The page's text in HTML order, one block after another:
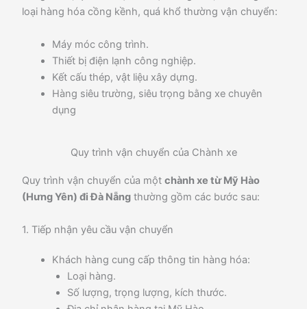
loại hàng hóa cồng kềnh, quá khổ thường vận chuyển:
Máy móc công trình.
Thiết bị điện lạnh công nghiệp.
Kết cấu thép, vật liệu xây dựng.
Hàng siêu trường, siêu trọng bằng xe chuyên
dụng
Quy trình vận chuyển của Chành xe
Quy trình vận chuyển của mộtchành xe từ Mỹ Hào
(Hưng Yên) đi Đà Nẵng thường gồm các bước sau:
1. Tiếp nhận yêu cầu vận chuyển
Khách hàng cung cấp thông tin hàng hóa:
Loại hàng.
Số lượng, trọng lượng, kích thước.